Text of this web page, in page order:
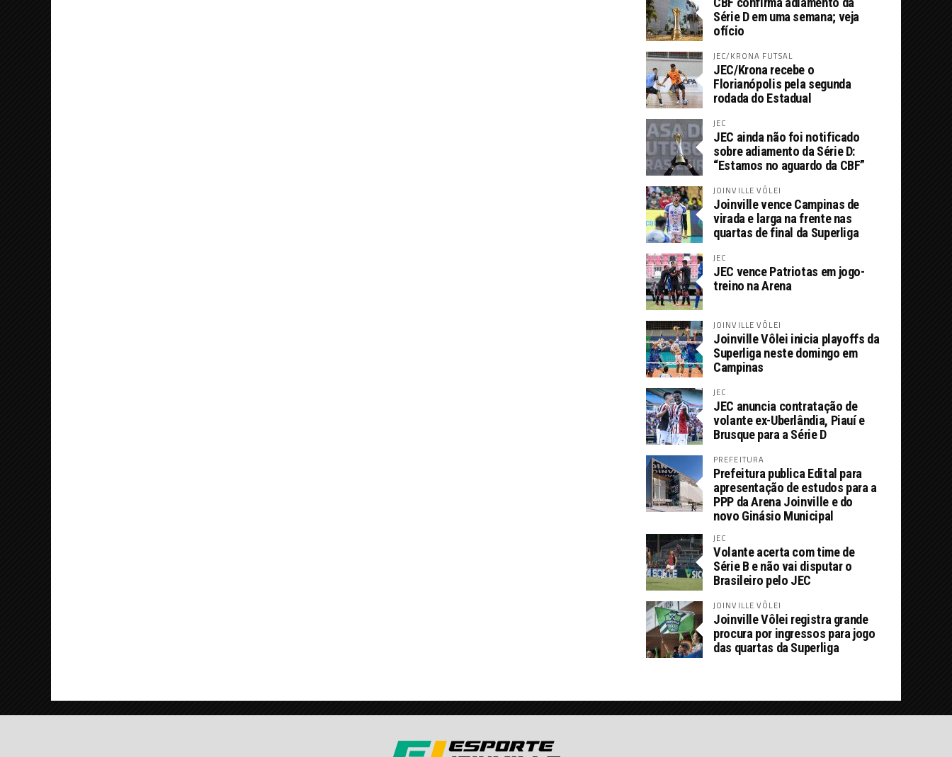
Série D em uma semana; veja
ofício
JEC/KRONA FUTSAL
JEC/Krona recebe o
Florianópolis pela segunda
rodada do Estadual
JEC
JEC ainda não foi notificado
sobre adiamento da Série D:
“Estamos no aguardo da CBF”
JOINVILLE VÔLEI
Joinville vence Campinas de
virada e larga na frente nas
quartas de final da Superliga
JEC
JEC vence Patriotas em jogo-
treino na Arena
JOINVILLE VÔLEI
Joinville Vôlei inicia playoffs da
Superliga neste domingo em
Campinas
JEC
JEC anuncia contratação de
volante ex-Uberlândia, Piauí e
Brusque para a Série D
PREFEITURA
Prefeitura publica Edital para
apresentação de estudos para a
PPP da Arena Joinville e do
novo Ginásio Municipal
JEC
Volante acerta com time de
Série B e não vai disputar o
Brasileiro pelo JEC
JOINVILLE VÔLEI
Joinville Vôlei registra grande
procura por ingressos para jogo
das quartas da Superliga